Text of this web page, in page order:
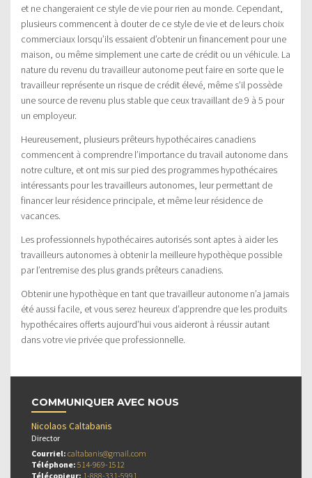
et ne changeraient ce style de vie pour rien au monde. Cependant,
plusieurs commencent à douter de ce style de vie et de leurs choix
commerciaux lorsqu’ils essaient d’obtenir un financement pour une
maison, ou même simplement une carte de crédit ou un véhicule. La
nature du revenu du travailleur autonome peut faire en sorte que le
travailleur représente un risque de crédit élevé, même s’il possède
une source de revenu plus stable que ceux travaillant de 9 à 5 pour
un employeur.
Heureusement, plusieurs prêteurs hypothécaires canadiens
commencent à comprendre l’importance du travail autonome dans
notre culture, et ont mis sur pied des programmes hypothécaires
intéressants pour les travailleurs autonomes, leur permettant de
financer leur résidence principale, et même leur résidence de
vacances.
Les professionnels hypothécaires autorisés sont aptes à aider les
travailleurs autonomes à obtenir la meilleure hypothèque possible
par l’entremise des plus grands prêteurs canadiens.
Obtenir une hypothèque en tant que travailleur autonome n’a jamais
été aussi facile, et vous serez heureux d’apprendre que les produits
hypothécaires offerts aujourd’hui vous aideront à réussir autant
dans votre vie privée que professionnelle.
COMMUNIQUER AVEC NOUS
Nicolaos Caltabanis
Director
Courriel: caltabanis@gmail.com
Téléphone: 514-969-1512
Télécopieur: 1-888-331-5991